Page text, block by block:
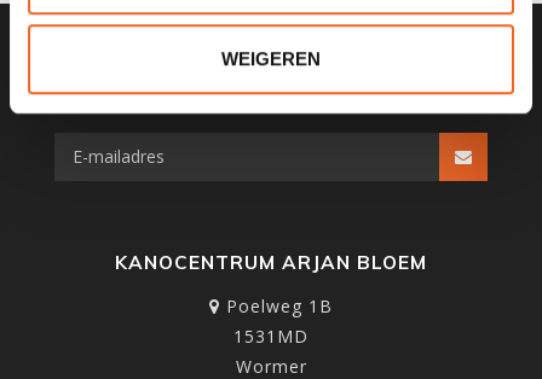
WEIGEREN
KANOCENTRUM ARJAN BLOEM
Poelweg 1B
1531MD
Wormer